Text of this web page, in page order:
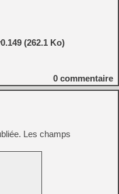
(262.1 Ko)
0 commentaire
Les champs